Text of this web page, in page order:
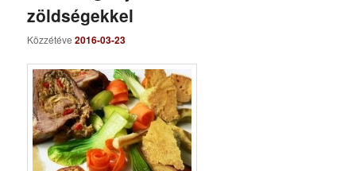
zöldségekkel
Közzétéve2016-03-23